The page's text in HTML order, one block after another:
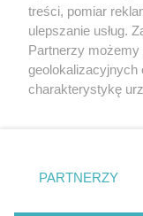
treści, pomiar
ulepszanie usług.
Partnerzy możemy
geolokalizacyjnych
charakterystykę
zmienić/wycofać
znajdujący się w
rodzaje
PARTNERZY